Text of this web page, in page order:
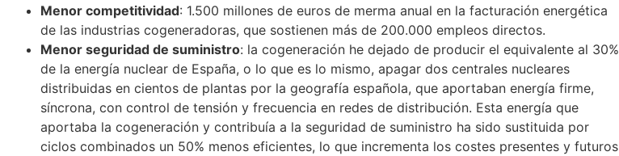
Menor competitividad: 1.500 millones de euros de merma anual en la facturación energética
de las industrias cogeneradoras, que sostienen más de 200.000 empleos directos.
Menor seguridad de suministro: la cogeneración he dejado de producir el equivalente al 30%
de la energía nuclear de España, o lo que es lo mismo, apagar dos centrales nucleares
distribuidas en cientos de plantas por la geografía española, que aportaban energía firme,
síncrona, con control de tensión y frecuencia en redes de distribución. Esta energía que
aportaba la cogeneración y contribuía a la seguridad de suministro ha sido sustituida por
ciclos combinados un 50% menos eficientes, lo que incrementa los costes presentes y futuros